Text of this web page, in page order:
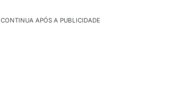
CONTINUA APÓS A PUBLICIDADE